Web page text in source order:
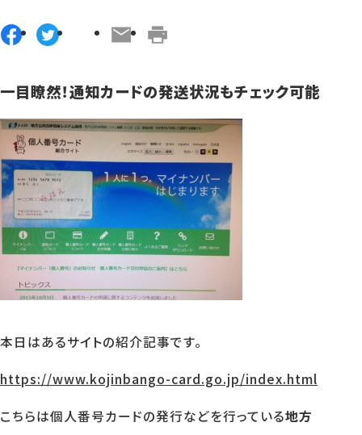
一目瞭然！通知カードの発送状況もチェック可能
本日はあるサイトの紹介記事です。
https://www.kojinbango-card.go.jp/index.html
こちらは個人番号カードの発行などを行っている地方